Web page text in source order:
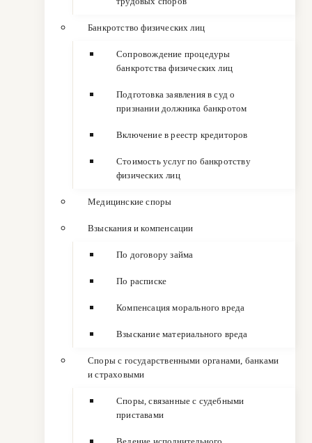
Банкротство физических лиц
Сопровождение процедуры
банкротства физических лиц
Подготовка заявления в суд о
признании должника банкротом
Включение в реестр кредиторов
Стоимость услуг по банкротству
физических лиц
Медицинские споры
Взыскания и компенсации
По договору займа
По расписке
Компенсация морального вреда
Взыскание материального вреда
Споры с государственными органами, банками
и страховыми
Споры, связанные с судебными
приставами